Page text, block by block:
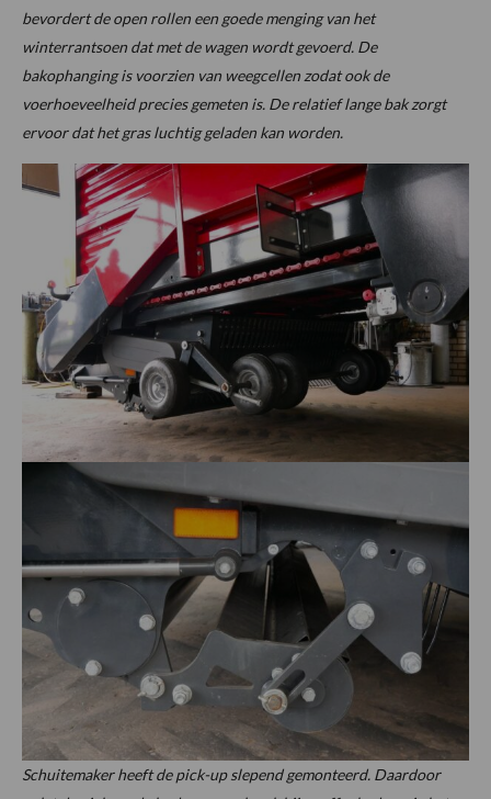
bevordert de open rollen een goede menging van het
winterrantsoen dat met de wagen wordt gevoerd. De
bakophanging is voorzien van weegcellen zodat ook de
voerhoeveelheid precies gemeten is. De relatief lange bak zorgt
ervoor dat het gras luchtig geladen kan worden.
Schuitemaker heeft de pick-up slepend gemonteerd. Daardoor